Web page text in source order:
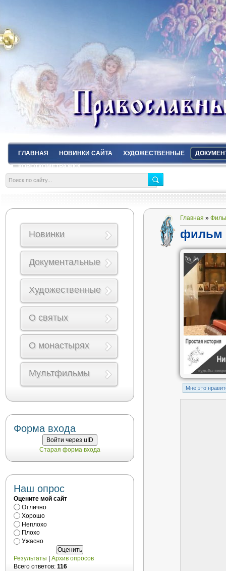
ГЛАВНАЯ НОВИНКИ САЙТА ХУДОЖЕСТВЕННЫЕ
КОРОТКОМЕТРАЖКИ
Главная »
фильм
Mне это
Новинки
Документальные
Художественные
О святых
О монастырях
Мультфильмы
Форма входа
Войти через uID
Старая форма входа
Наш опрос
Оцените мой сайт
Отлично
Хорошо
Неплохо
Плохо
Ужасно
Результаты
Архив опросов
Всего ответов: 116